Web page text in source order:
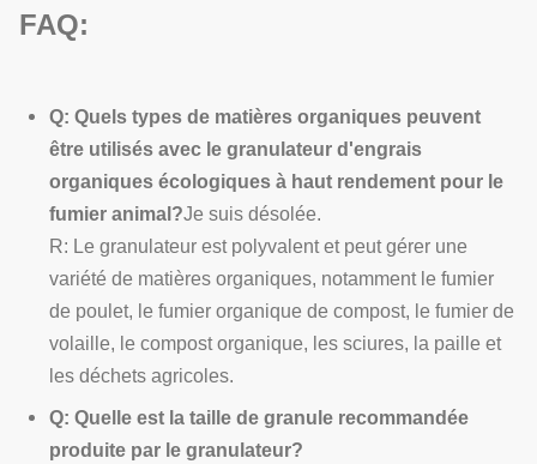
FAQ:
Q: Quels types de matières organiques peuvent
être utilisés avec le granulateur d'engrais
organiques écologiques à haut rendement pour le
fumier animal?Je suis désolée.
R: Le granulateur est polyvalent et peut gérer une
variété de matières organiques, notamment le fumier
de poulet, le fumier organique de compost, le fumier de
volaille, le compost organique, les sciures, la paille et
les déchets agricoles.
Q: Quelle est la taille de granule recommandée
produite par le granulateur?